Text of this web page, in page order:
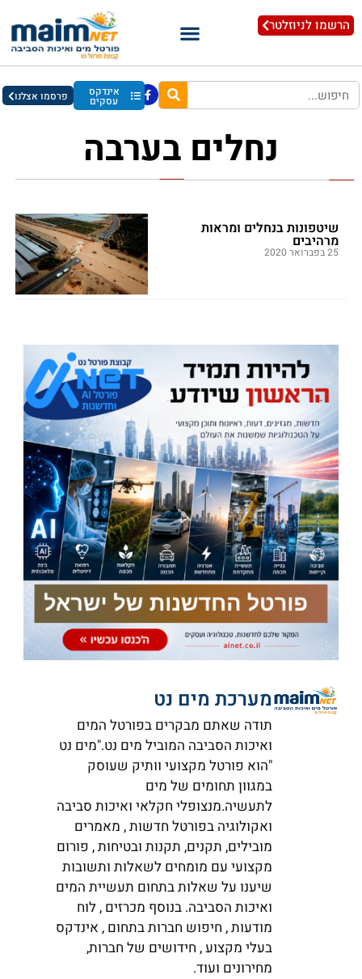
הרשמו לניוזלטר
אינדקס
עסקים פרסמו אצלנו
נחלים בערבה
שיטפונות בנחלים ומראות
מרהיבים
25 בפברואר 2020
מערכת מים נט
תודה שאתם מבקרים בפורטל המים
ואיכות הסביבה המוביל מים נט."מים נט
"הוא פורטל מקצועי וותיק שעוסק
במגוון תחומים של מים
לתעשיה.מנצופלי חקלאי ואיכות סביבה
ואקולוגיה בפורטל חדשות , מאמרים
מובילים, תקנים, תקנות ובטיחות , פורום
מקצועי עם מומחים לשאלות ותשובות
שיענו על שאלות בתחום תעשיית המים
ואיכות הסביבה. בנוסף מכרזים , לוח
מודעות , חיפוש חברות בתחום , אינדקס
בעלי מקצוע , חידושים של חברות,
מחירונים ועוד.